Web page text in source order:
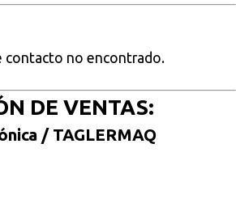
contacto no encontrado.
DE VENTAS:
/ TAGLERMAQ